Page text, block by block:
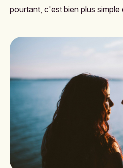
pourtant, c'est bien plus simple